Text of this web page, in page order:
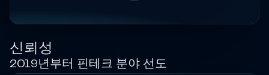
신뢰성
2019년부터 핀테크 분야 선도